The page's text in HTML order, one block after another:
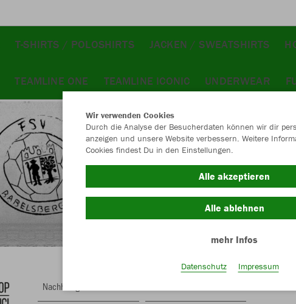
T-SHIRTS / POLOSHIRTS JACKEN / SWEATSHIRTS
TEAMLINE ONE TEAMLINE ICONIC UNDERWEAR
Nachhaltig
Wir verwenden Cookies
Durch die Analyse der Besucherdaten können wir dir
anzeigen und unsere Website verbessern. Weitere
Cookies findest Du in den Einstellungen.
Alle akzeptieren
Alle ablehnen
mehr Infos
Datenschutz Impressum